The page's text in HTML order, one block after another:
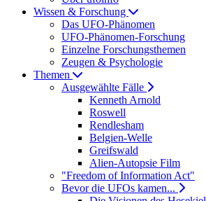
Wissen & Forschung
Das UFO-Phänomen
UFO-Phänomen-Forschung
Einzelne Forschungsthemen
Zeugen & Psychologie
Themen
Ausgewählte Fälle
Kenneth Arnold
Roswell
Rendlesham
Belgien-Welle
Greifswald
Alien-Autopsie Film
"Freedom of Information Act"
Bevor die UFOs kamen...